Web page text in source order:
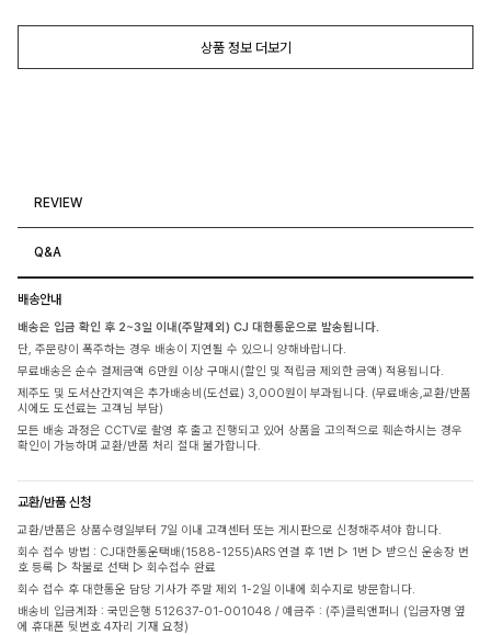
상품 정보 더보기
REVIEW
Q&A
배송안내
배송은 입금 확인 후 2~3일 이내(주말제외) CJ 대한통운으로 발송됩니다.
단, 주문량이 폭주하는 경우 배송이 지연될 수 있으니 양해바랍니다.
무료배송은 순수 결제금액 6만원 이상 구매시(할인 및 적립금 제외한 금액) 적용됩니다.
제주도 및 도서산간지역은 추가배송비(도선료) 3,000원이 부과됩니다. (무료배송,교환/반품
시에도 도선료는 고객님 부담)
모든 배송 과정은 CCTV로 촬영 후 출고 진행되고 있어 상품을 고의적으로 훼손하시는 경우
확인이 가능하며 교환/반품 처리 절대 불가합니다.
교환/반품 신청
교환/반품은 상품수령일부터 7일 이내 고객센터 또는 게시판으로 신청해주셔야 합니다.
회수 접수 방법 : CJ대한통운택배(1588-1255)ARS 연결 후 1번 ▷ 1번 ▷ 받으신 운송장 번
호 등록 ▷ 착불로 선택 ▷ 회수접수 완료
회수 접수 후 대한통운 담당 기사가 주말 제외 1-2일 이내에 회수지로 방문합니다.
배송비 입금계좌 : 국민은행 512637-01-001048 / 예금주 : (주)클릭앤퍼니 (입금자명 옆
에 휴대폰 뒷번호 4자리 기재 요청)